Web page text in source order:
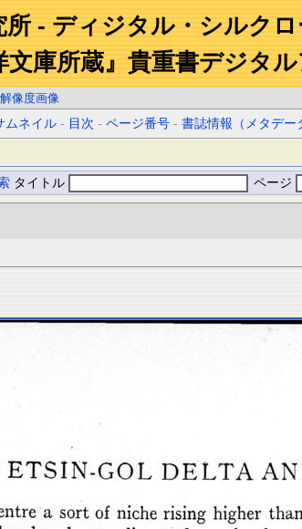
所 - ディジタル・シルク
文庫所蔵』貴重書デジタ
像度画像
ムネイル - 目次 -ページ番号 -書誌情報（メタデー
タイトル ページ